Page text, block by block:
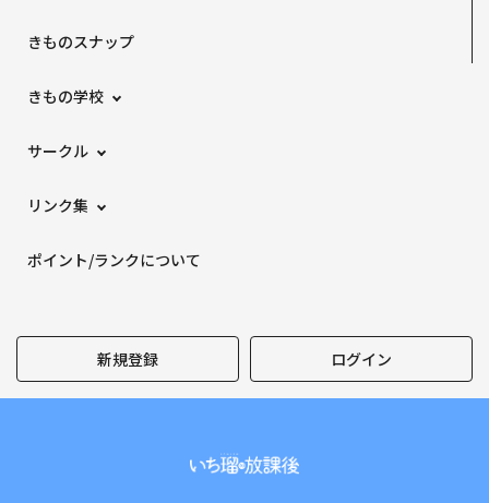
きものスナップ
きもの学校
サークル
リンク集
ポイント/ランクについて
新規登録 ログイン